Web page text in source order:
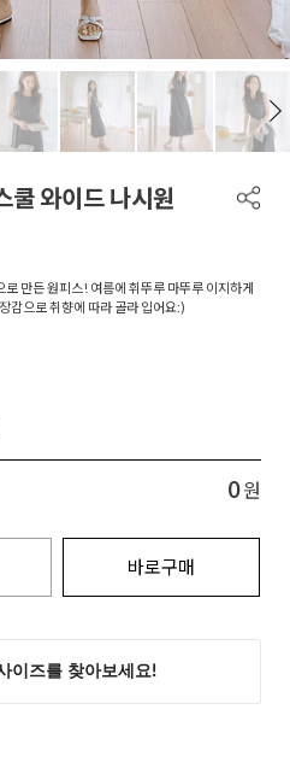
와이드 나시원
만든 원피스! 여름에 휘뚜루 마뚜루 이지하게
감으로 취향에 따라 골라 입어요:)
0 원
바로구매